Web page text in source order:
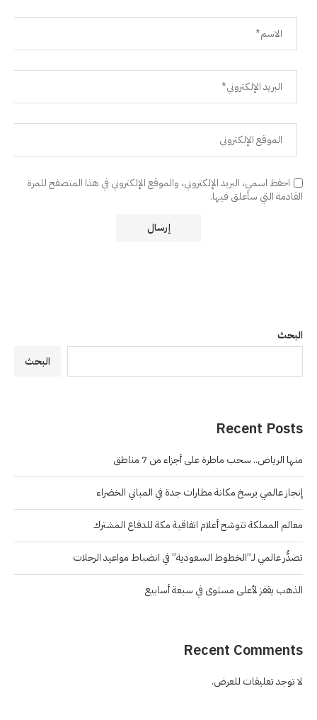
احفظ اسمي، البريد الإلكتروني، والموقع الإلكتروني في هذا المتصفح للمرة
القادمة التي سأعلق فيها.
البحث
البحث
Recent Posts
منها الرياض.. سحب ماطرة على أجزاء من 7 مناطق
إنجاز عالمي يرسخ مكانة مطارات جدة في المباني الخضراء
معالم المملكة تتوشح أعلام اتفاقية مكة للدفاع المشترك
تصدُّر عالمي لـ”الخطوط السعودية” في انضباط مواعيد الرحلات
الذهب يقفز لأعلى مستوى في سبعة أسابيع
Recent Comments
لا توجد تعليقات للعرض.